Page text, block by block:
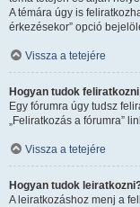
A témára úgy is
érkezésekor” opció
Vissza a tetejére
Hogyan tudok
Egy fórumra úgy tudsz
„Feliratkozás a fórumra”
Vissza a tetejére
Hogyan tudok
A leiratkozáshoz menj a